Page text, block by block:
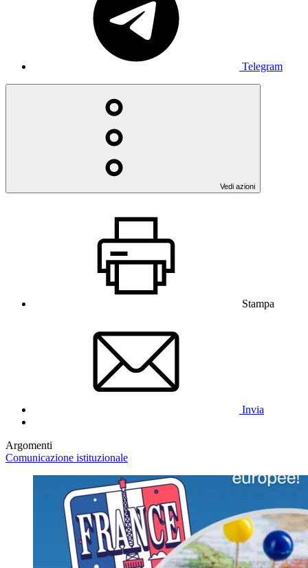
Telegram
Vedi azioni
Stampa
Invia
Argomenti
Comunicazione istituzionale